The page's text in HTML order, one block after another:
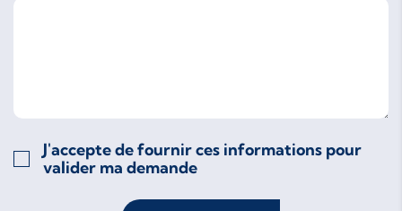
J'accepte de fournir ces informations pour
valider ma demande